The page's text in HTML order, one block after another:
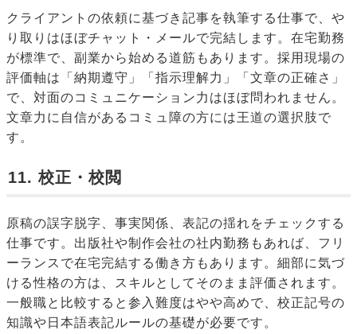
クライアントの依頼に基づき記事を執筆する仕事で、や
り取りはほぼチャット・メールで完結します。在宅勤務
が標準で、副業から始める道筋もあります。採用現場の
評価軸は「納期遵守」「指示理解力」「文章の正確さ」
で、対面のコミュニケーション力はほぼ問われません。
文章力に自信があるコミュ障の方には王道の選択肢で
す。
11. 校正・校閲
原稿の誤字脱字、事実関係、表記の揺れをチェックする
仕事です。出版社や制作会社の社内勤務もあれば、フリ
ーランスで在宅完結する働き方もあります。細部に気づ
ける性格の方は、スキルとしてそのまま評価されます。
一般職と比較すると参入難度はやや高めで、校正記号の
知識や日本語表記ルールの基礎が必要です。